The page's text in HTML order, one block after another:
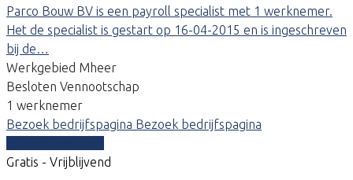
Parco Bouw BV is een payroll specialist met 1 werknemer.
Het de specialist is gestart op 16-04-2015 en is ingeschreven
bij de…
Werkgebied Mheer
Besloten Vennootschap
1 werknemer
Bezoek bedrijfspagina Bezoek bedrijfspagina
Gratis - Vrijblijvend